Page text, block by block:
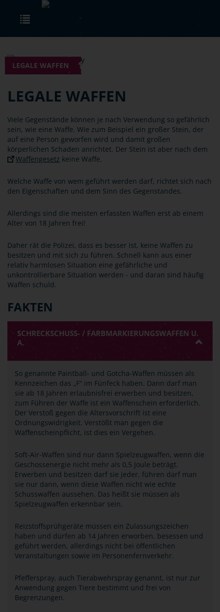
Skip to main content
LEGALE WAFFEN
LEGALE WAFFEN
Viele Gegenstände können je nach Verwendung so gefährlich
sein, wie eine Waffe. Wie zum Beispiel ein großer Stein, der
auf eine Person geworfen wird und damit großen
körperlichen Schaden anrichtet. Der Stein ist aber nach dem
Waffengesetz keine Waffe.
Welche Waffe von wem geführt werden darf, richtet sich nach
den Eigenschaften und dem Sinn des Gegenstandes.
Allerdings sind die meisten erfassten Waffen erst ab einem
Alter von 18 Jahren frei!
Daher rät die Polizei, dass es besser ist, keine Waffen zu
besitzen und mit sich zu führen. Schnell kann aus einer
relativ harmlosen Situation eine gefährliche und
unkontrollierbare Situation werden - und daran sind häufig
Waffen schuld.
FAKTEN
SCHRECKSCHUSS- / FARBMARKIERUNGSWAFFEN U.
A.
So genannte Paintball- und Gotcha-Waffen müssen als
Kennzeichen das „F“ im Fünfeck haben. Dann darf man
sie ab 18 Jahren erlaubnisfrei erwerben und besitzen,
zum Führen der Waffe ist ein Waffenschein erforderlich.
Der Verstoß gegen die Altersvorschrift ist eine
Ordnungswidrigkeit. Verstößt man gegen die
Waffenscheinpflicht, ist dies ein Vergehen.
Soft-Air-Waffen sind nur dann Spielzeugwaffen, wenn die
Geschossenergie nicht mehr als 0,5 Joule beträgt.
Erwerben und besitzen darf sie jeder, führen darf man
sie nur dann, wenn diese Waffen nicht wie echte
Schusswaffen aussehen. Das heißt sie müssen als
Spielzeugwaffen erkennbar sein.
Reizstoffsprühgeräte müssen ein Zulassungszeichen
haben und dürfen ab 14 Jahren erworben, besessen und
geführt werden, allerdings nicht bei öffentlichen
Veranstaltungen sowie im Personenfernverkehr.
Pfefferspray, auch Tierabwehrspray genannt, ist nur zur
Anwendung gegen Tiere bestimmt und frei von
Begrenzungen.